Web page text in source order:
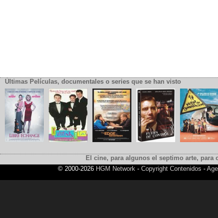
Últimas Películas, documentales o series que se han visto
El cine, para algunos el septimo arte,
© 2000-2026 HGM Network- Copyright Contenidos -